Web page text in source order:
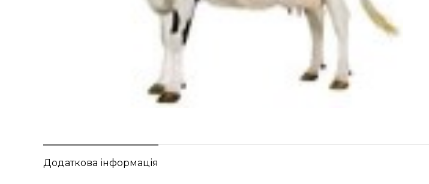
Додаткова інформація